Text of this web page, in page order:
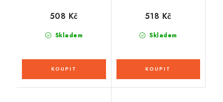
Skladem
508 Kč
Skladem
518 Kč